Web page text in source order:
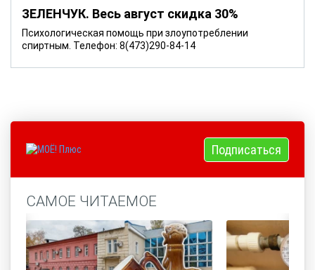
ЗЕЛЕНЧУК. Весь август скидка 30%
Психологическая помощь при злоупотреблении
спиртным. Телефон: 8(473)290-84-14
Подписаться
САМОЕ ЧИТАЕМОЕ